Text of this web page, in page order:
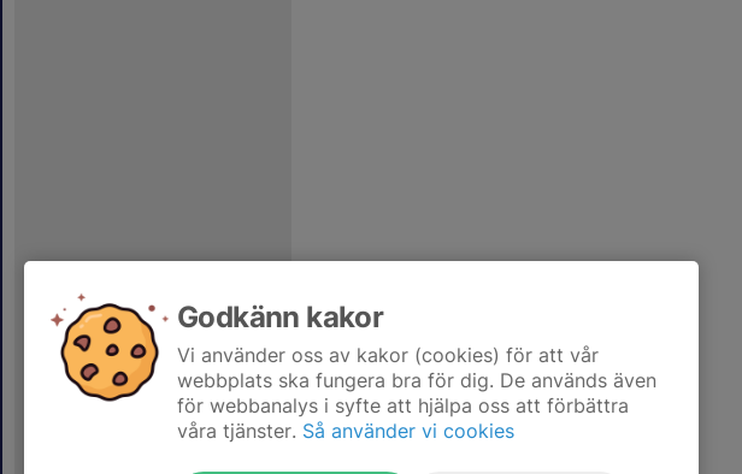
Godkänn kakor
Vi använder oss av kakor (cookies) för att vår
webbplats ska fungera bra för dig. De används även
för webbanalys i syfte att hjälpa oss att förbättra
våra tjänster. Så använder vi cookies